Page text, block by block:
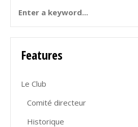
Features
Le Club
Comité directeur
Historique